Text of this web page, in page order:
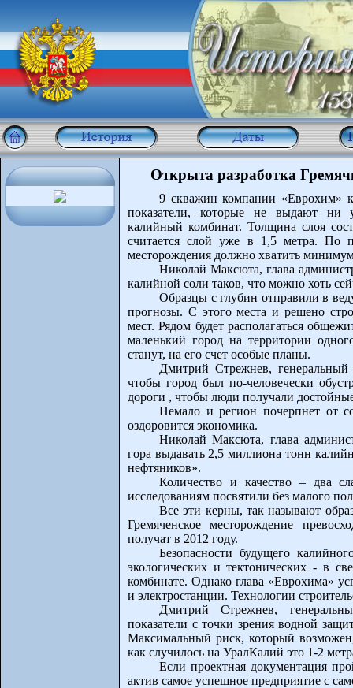
Открыта разработка
9 скважин компании «Еврохим»
показатели, которые не выдают ни
калийный комбинат. Толщина слоя
считается слой уже в 1,5 метра. По
месторождения должно хватить
Николай Максюта, глава
калийной соли таков, что можно хоть
Образцы с глубин отправили в
прогнозы. С этого места и решено
мест. Рядом будет располагаться
маленький город на территории
станут, на его счет особые планы.
Дмитрий Стрежнев,
чтобы город был по-человечески
дороги , чтобы люди получали
Немало и регион почерпнет от
оздоровится экономика.
Николай Максюта, глава
гора выдавать 2,5 миллиона тонн
нефтяников».
Количество и качество – два
исследованиям посвятили без малого
Все эти керны, так называют
Гремяченское месторождение
получат в 2012 году.
Безопасности будущего
экологических и тектонических - в
комбинате. Однако глава «Еврохима»
и электростанции. Технологии
Дмитрий Стрежнев,
показатели с точки зрения водной
Максимальный риск, который
как случилось на УралКалий это 1-2
Если проектная документация
актив самое успешное предприятие с